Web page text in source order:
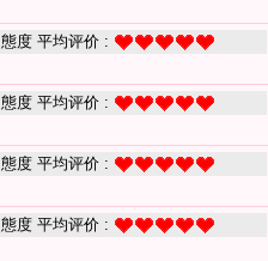
態度 平均评价 :
態度 平均评价 :
態度 平均评价 :
態度 平均评价 :